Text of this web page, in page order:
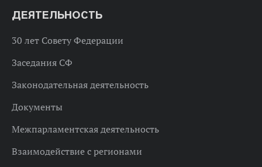
ДЕЯТЕЛЬНОСТЬ
30 лет Совету Федерации
Заседания СФ
Законодательная деятельность
Документы
Межпарламентская деятельность
Взаимодействие с регионами